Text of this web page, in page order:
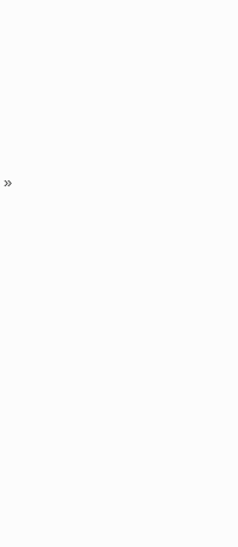
»